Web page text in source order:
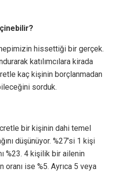
hepimizin hissettiği bir gerçek.
katılımcılara kirada
kaç kişinin borçlanmadan
sorduk.
bir kişinin dahi temel
düşünüyor. %27’si 1 kişi
%23. 4 kişilik bir ailenin
ise %5. Ayrıca 5 veya